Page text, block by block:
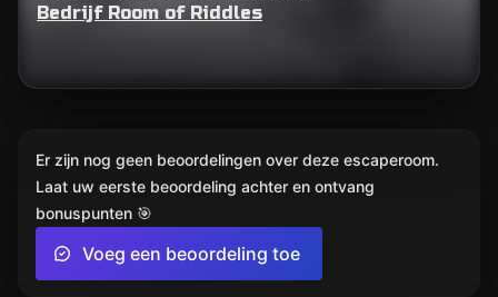
Bedrijf Room of Riddles
Er zijn nog geen beoordelingen over deze escaperoom.
Laat uw eerste beoordeling achter en ontvang
bonuspunten 🎯
Voeg een beoordeling toe